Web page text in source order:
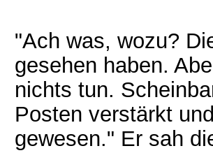
"Ach was, wozu?
gesehen haben.
nichts tun.
Posten verstärkt
gewesen." Er sah